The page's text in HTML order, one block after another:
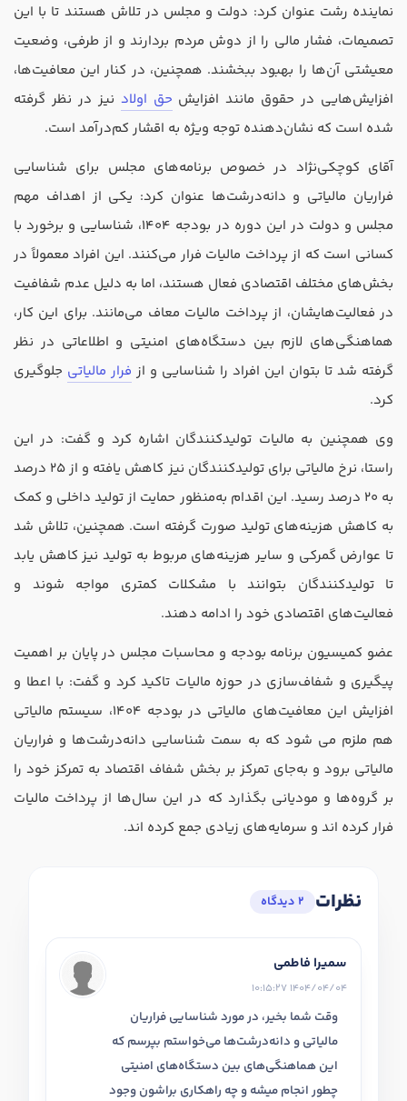
نماینده رشت عنوان کرد: دولت و مجلس در تلاش هستند تا با این
تصمیمات، فشار مالی را از دوش مردم بردارند و از طرفی، وضعیت
معیشتی آن‌ها را بهبود ببخشند. همچنین، در کنار این معافیت‌ها،
افزایش‌هایی در حقوق مانند افزایش حق اولاد نیز در نظر گرفته
شده است که نشان‌دهنده توجه ویژه به اقشار کم‌درآمد است.
آقای کوچکی‌نژاد در خصوص برنامه‌های مجلس برای شناسایی
فراریان مالیاتی و دانه‌درشت‌ها عنوان کرد: یکی از اهداف مهم
مجلس و دولت در این دوره در بودجه 1404، شناسایی و برخورد با
کسانی است که از پرداخت مالیات فرار می‌کنند. این افراد معمولاً در
بخش‌های مختلف اقتصادی فعال هستند، اما به دلیل عدم شفافیت
در فعالیت‌هایشان، از پرداخت مالیات معاف می‌مانند. برای این کار،
هماهنگی‌های لازم بین دستگاه‌های امنیتی و اطلاعاتی در نظر
گرفته شد تا بتوان این افراد را شناسایی و از فرار مالیاتی جلوگیری
کرد.
وی همچنین به مالیات تولیدکنندگان اشاره کرد و گفت: در این
راستا، نرخ مالیاتی برای تولیدکنندگان نیز کاهش یافته و از 25 درصد
به 20 درصد رسید. این اقدام به‌منظور حمایت از تولید داخلی و کمک
به کاهش هزینه‌های تولید صورت گرفته است. همچنین، تلاش شد
تا عوارض گمرکی و سایر هزینه‌های مربوط به تولید نیز کاهش یابد
تا تولیدکنندگان بتوانند با مشکلات کمتری مواجه شوند و
فعالیت‌های اقتصادی خود را ادامه دهند.
عضو کمیسیون برنامه بودجه و محاسبات مجلس در پایان بر اهمیت
پیگیری و شفاف‌سازی در حوزه مالیات تاکید کرد و گفت: با اعطا و
افزایش این معافیت‌های مالیاتی در بودجه 1404، سیستم مالیاتی
هم ملزم می شود که به سمت شناسایی دانه‌درشت‌ها و فراریان
مالیاتی برود و به‌جای تمرکز بر بخش شفاف اقتصاد به تمرکز خود را
بر گروه‌ها و مودیانی بگذارد که در این سال‌ها از پرداخت مالیات
فرار کرده اند و سرمایه‌های زیادی جمع کرده اند.
نظرات 2 دیدگاه
سمیرا فاطمی
1404/04/04 10:15:27
وقت شما بخیر، در مورد شناسایی فراریان
مالیاتی و دانه‌درشت‌ها می‌خواستم بپرسم که
این هماهنگی‌های بین دستگاه‌های امنیتی
چطور انجام میشه و چه راهکاری براشون وجود